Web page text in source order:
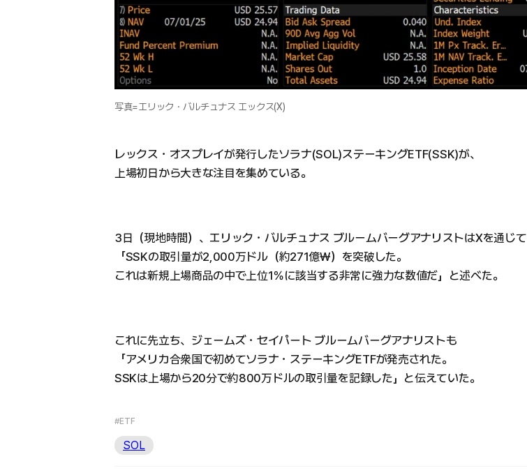
写真=エリック・バルチュナス エックス(X)
レックス・オスプレイが発行したソラナ(SOL)ステーキングETF(SSK)が、
上場初日から大きな注目を集めている。
3日（現地時間）、エリック・バルチュナス ブルームバーグアナリストはXを通じて
「SSKの取引量が2,000万ドル（約271億₩）を突破した。
これは新規上場商品の中で上位1％に該当する非常に強力な数値だ」と述べた。
これに先立ち、ジェームズ・セイパート ブルームバーグアナリストも
「アメリカ合衆国で初めてソラナ・ステーキングETFが発売された。
SSKは上場から20分で約800万ドルの取引量を記録した」と伝えていた。
#ETF
SOL